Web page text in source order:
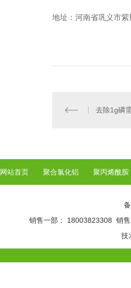
地址：河南省巩义市
去除1g磷
网站首页 聚合氯化铝 聚丙烯酰胺
销售一部： 18003823308 销
技